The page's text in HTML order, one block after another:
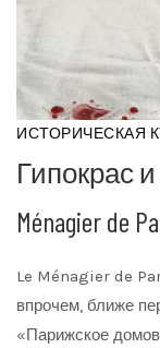
ИСТОРИЧЕСКАЯ
Гипокрас и
Ménagier de
Le Ménagier de
впрочем, ближе
«Парижское